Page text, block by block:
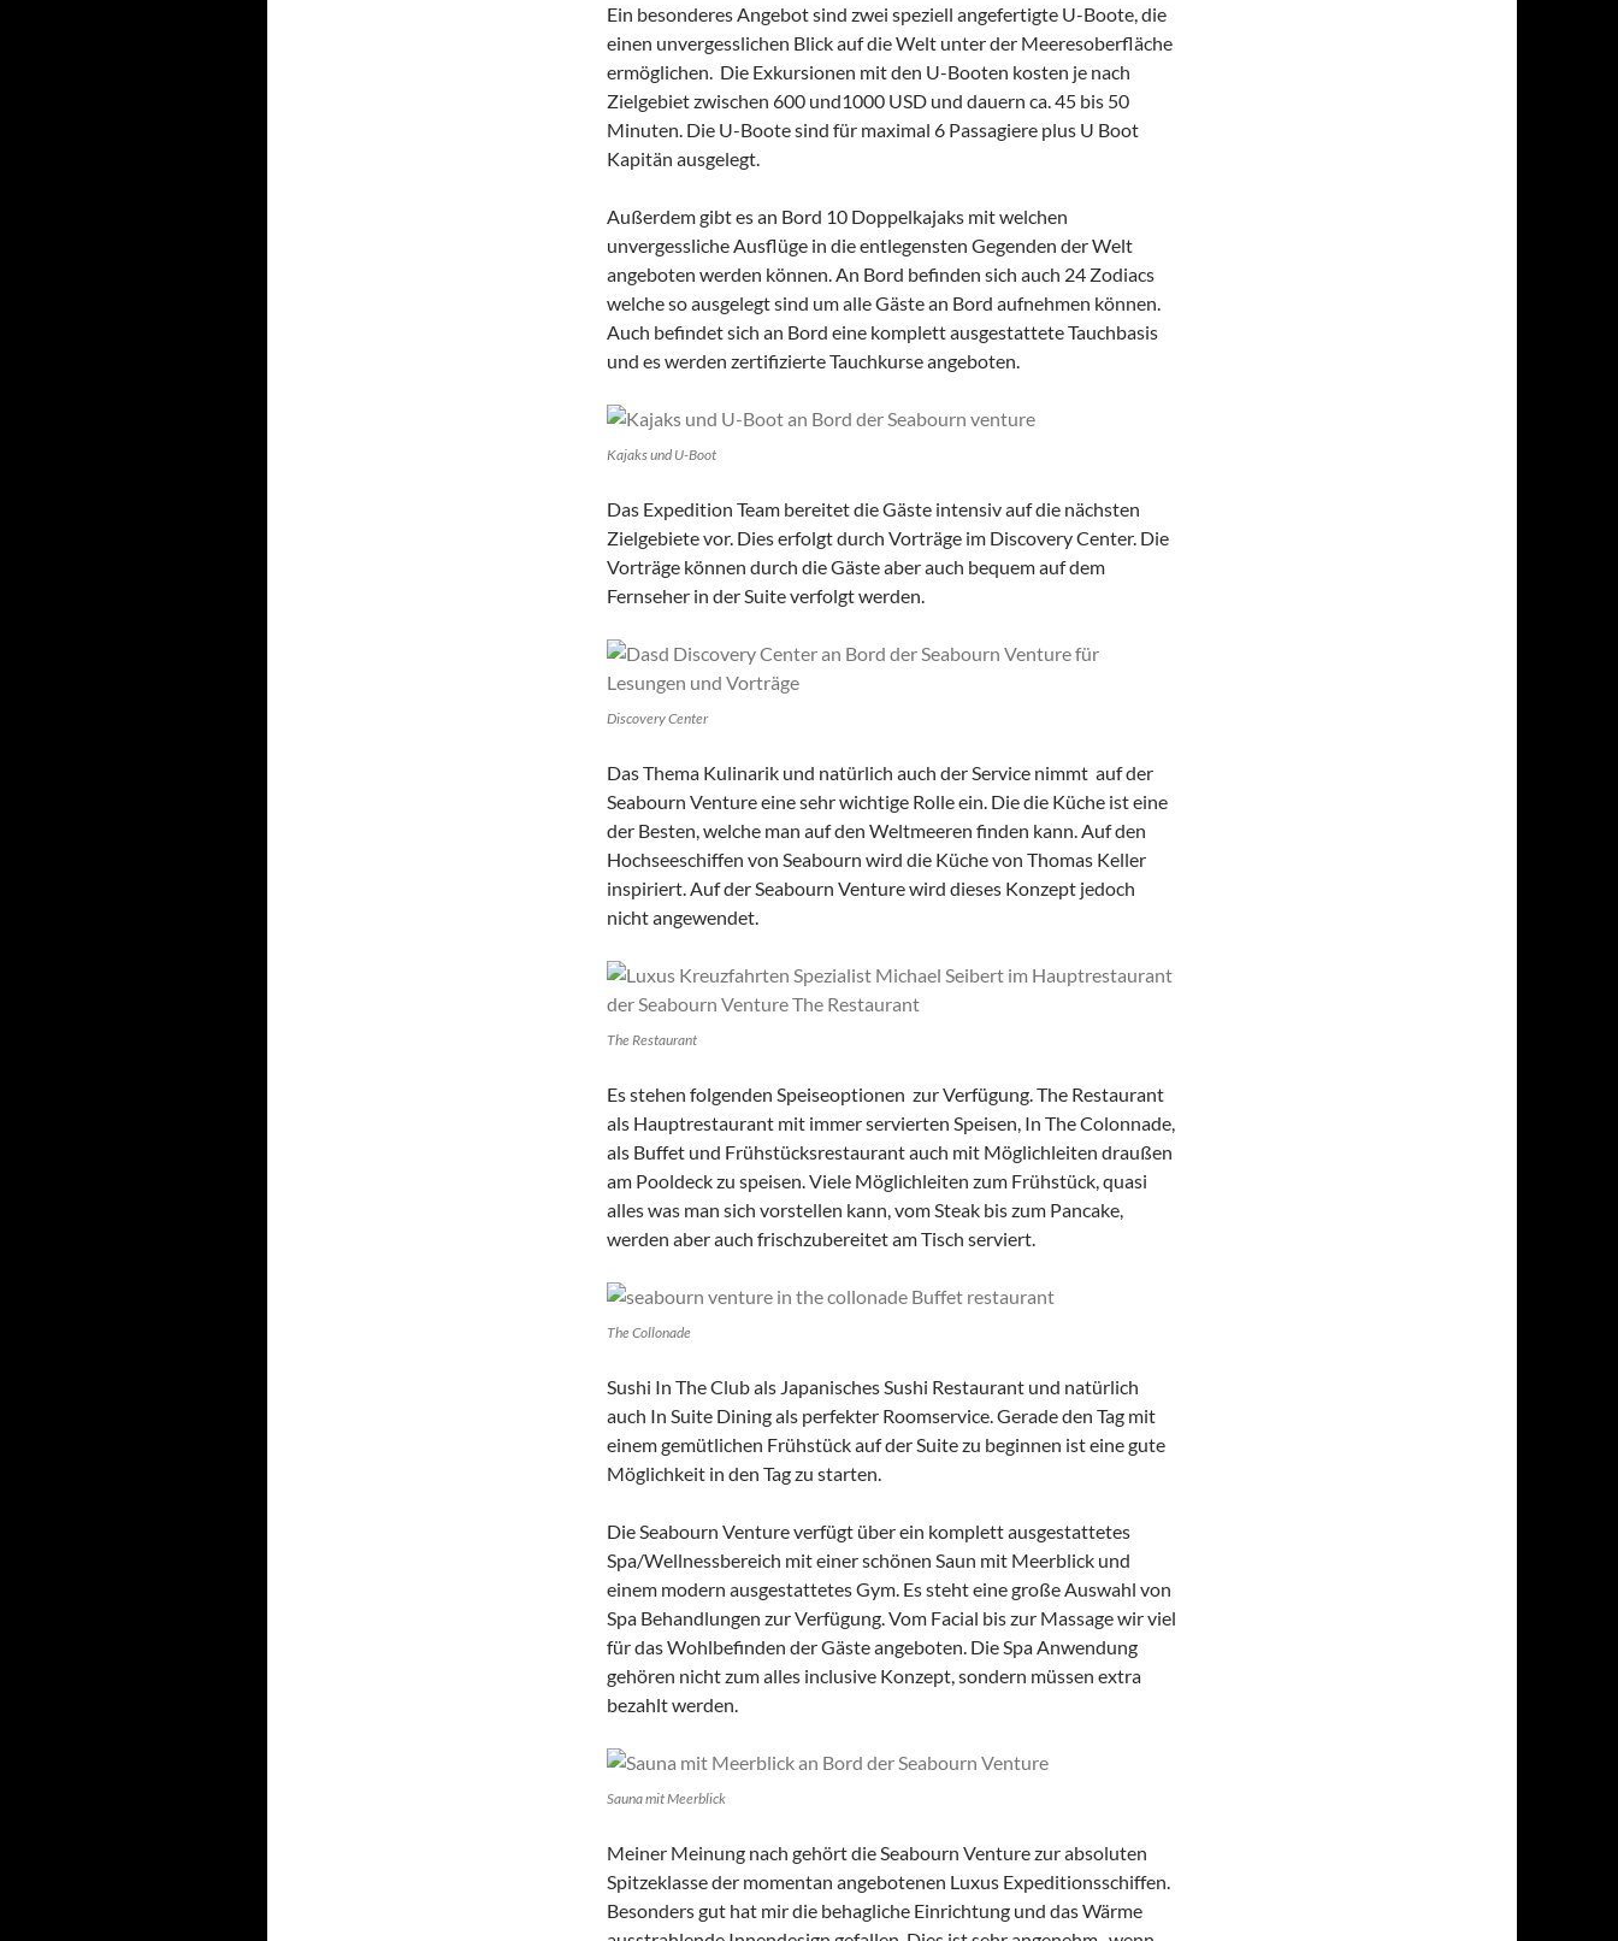
Ein besonderes Angebot sind zwei speziell angefertigte U-Boote, die
einen unvergesslichen Blick auf die Welt unter der Meeresoberfläche
ermöglichen. Die Exkursionen mit den U-Booten kosten je nach
Zielgebiet zwischen 600 und1000 USD und dauern ca. 45 bis 50
Minuten. Die U-Boote sind für maximal 6 Passagiere plus U Boot
Kapitän ausgelegt.
Außerdem gibt es an Bord 10 Doppelkajaks mit welchen
unvergessliche Ausflüge in die entlegensten Gegenden der Welt
angeboten werden können. An Bord befinden sich auch 24 Zodiacs
welche so ausgelegt sind um alle Gäste an Bord aufnehmen können.
Auch befindet sich an Bord eine komplett ausgestattete Tauchbasis
und es werden zertifizierte Tauchkurse angeboten.
Kajaks und U-Boot
Das Expedition Team bereitet die Gäste intensiv auf die nächsten
Zielgebiete vor. Dies erfolgt durch Vorträge im Discovery Center. Die
Vorträge können durch die Gäste aber auch bequem auf dem
Fernseher in der Suite verfolgt werden.
Discovery Center
Das Thema Kulinarik und natürlich auch der Service nimmt auf der
Seabourn Venture eine sehr wichtige Rolle ein. Die die Küche ist eine
der Besten, welche man auf den Weltmeeren finden kann. Auf den
Hochseeschiffen von Seabourn wird die Küche von Thomas Keller
inspiriert. Auf der Seabourn Venture wird dieses Konzept jedoch
nicht angewendet.
The Restaurant
Es stehen folgenden Speiseoptionen zur Verfügung. The Restaurant
als Hauptrestaurant mit immer servierten Speisen, In The Colonnade,
als Buffet und Frühstücksrestaurant auch mit Möglichleiten draußen
am Pooldeck zu speisen. Viele Möglichleiten zum Frühstück, quasi
alles was man sich vorstellen kann, vom Steak bis zum Pancake,
werden aber auch frischzubereitet am Tisch serviert.
The Collonade
Sushi In The Club als Japanisches Sushi Restaurant und natürlich
auch In Suite Dining als perfekter Roomservice. Gerade den Tag mit
einem gemütlichen Frühstück auf der Suite zu beginnen ist eine gute
Möglichkeit in den Tag zu starten.
Die Seabourn Venture verfügt über ein komplett ausgestattetes
Spa/Wellnessbereich mit einer schönen Saun mit Meerblick und
einem modern ausgestattetes Gym. Es steht eine große Auswahl von
Spa Behandlungen zur Verfügung. Vom Facial bis zur Massage wir viel
für das Wohlbefinden der Gäste angeboten. Die Spa Anwendung
gehören nicht zum alles inclusive Konzept, sondern müssen extra
bezahlt werden.
Sauna mit Meerblick
Meiner Meinung nach gehört die Seabourn Venture zur absoluten
Spitzeklasse der momentan angebotenen Luxus Expeditionsschiffen.
Besonders gut hat mir die behagliche Einrichtung und das Wärme